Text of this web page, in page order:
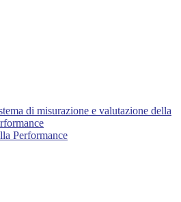
di misurazione e valutazione della
Performance